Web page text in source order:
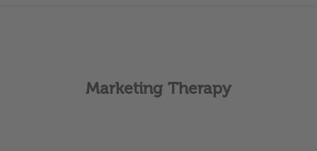
Marketing Therapy